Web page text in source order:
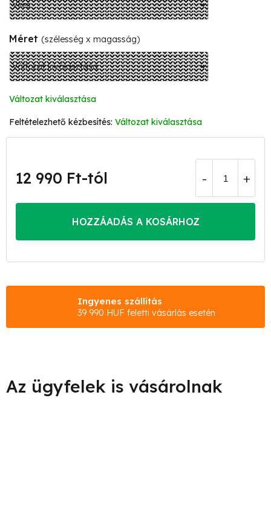
Méret (szélesség x magasság)
Változat kiválasztása
Változat kiválasztása
12 990 Ft-tól
HOZZÁADÁS A KOSÁRHOZ
Ingyenes szállítás
39 990 HUF feletti vásárlás esetén